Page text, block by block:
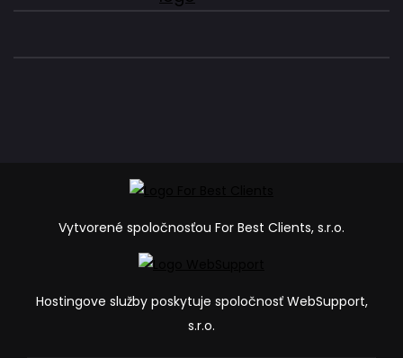
Vytvorené spoločnosťou For Best Clients, s.r.o.
Hostingove služby poskytuje spoločnosť WebSupport,
s.r.o.